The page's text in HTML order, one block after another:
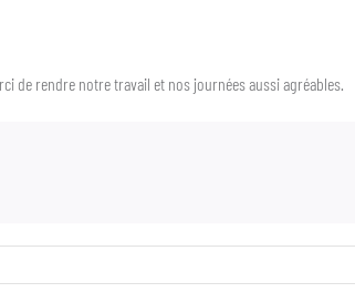
de rendre notre travail et nos journées aussi agréables.